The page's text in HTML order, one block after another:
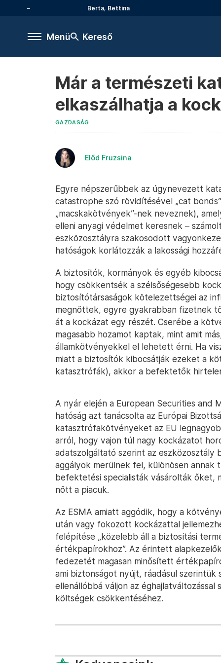
Berta, Bettina
Menü Kereső
Már a természeti
elkaszálhatja a
GAZDASÁG
Előd Fruzsina
Egyre népszerűbbek az úgynevezett
catastrophe szó rövidítésével „cat
„macskakötvények”-nek neveznek),
elleni anyagi védelmet keresnek –
eszközosztályra szakosodott
hatóságok korlátozzák a lakossági
A biztosítók, kormányok és egyéb
hogy csökkentsék a szélsőségesebb
biztosítótársaságok kötelezettségei az
megnőttek, egyre gyakrabban fizetnek
át a kockázat egy részét. Cserébe a
magasabb hozamot kaptak, mint amit
államkötvényekkel el lehetett érni. Ha
miatt a biztosítók kibocsátják ezeket a
katasztrófák), akkor a befektetők
A nyár elején a European Securities and
hatóság azt tanácsolta az Európai
katasztrófakötvényeket az EU
arról, hogy vajon túl nagy kockázatot
adatszolgáltató szerint az eszközosztály
aggályok merülnek fel, különösen annak
befektetési specialisták vásárolták őket,
nőtt a piacuk.
Az ESMA amiatt aggódik, hogy a
után vagy fokozott kockázattal
felépítése „közelebb áll a biztosítási
értékpapírokhoz”. Az érintett
fedezetét magasan minősített
ami biztonságot nyújt, ráadásul
ellenállóbbá váljon az éghajlatváltozással
költségek csökkentéséhez.